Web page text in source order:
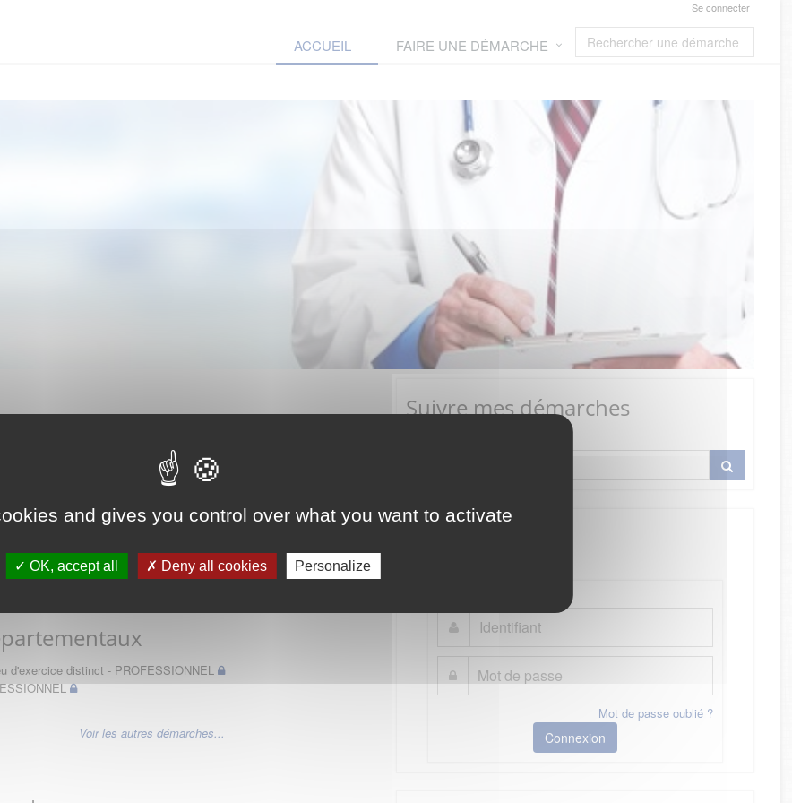
and gives you control over what you want to activate
OK, accept all Deny all cookies Personalize
Se connecter
ACCUEIL FAIRE UNE DÉMARCHE
Médecins
d'exercice distinct - PROFESSIONNEL
Voir les autres démarches...
Suivre mes démarches
Mot de passe oublié ?
Connexion